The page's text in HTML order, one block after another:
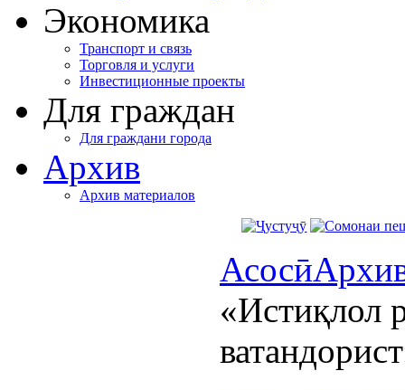
Экономика
Транспорт и связь
Торговля и услуги
Инвестиционные проекты
Для граждан
Для граждани города
Архив
Архив материалов
Асосӣ
«Истиқлол